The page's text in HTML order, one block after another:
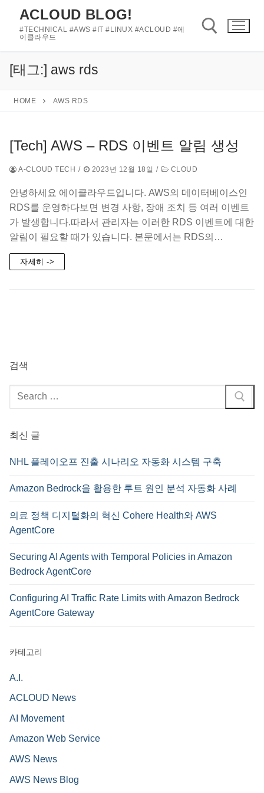
ACLOUD BLOG!
#TECHNICAL #AWS #IT #LINUX #ACLOUD #에
이클라우드
검색 :
[태그:] aws rds
HOME AWS RDS
[Tech] AWS – RDS 이벤트 알림 생성
A-CLOUD TECH / 2023년 12월 18일 / CLOUD
안녕하세요 에이클라우드입니다. AWS의 데이터베이스인
RDS를 운영하다보면 변경 사항, 장애 조치 등 여러 이벤트
가 발생합니다.따라서 관리자는 이러한 RDS 이벤트에 대한
알림이 필요할 때가 있습니다. 본문에서는 RDS의…
자세히 ->
검색
검
색
최신 글
NHL 플레이오프 진출 시나리오 자동화 시스템 구축
Amazon Bedrock을 활용한 루트 원인 분석 자동화 사례
의료 정책 디지털화의 혁신 Cohere Health와 AWS
AgentCore
Securing AI Agents with Temporal Policies in Amazon
Bedrock AgentCore
Configuring AI Traffic Rate Limits with Amazon Bedrock
AgentCore Gateway
카테고리
A.I.
ACLOUD News
AI Movement
Amazon Web Service
AWS News
AWS News Blog